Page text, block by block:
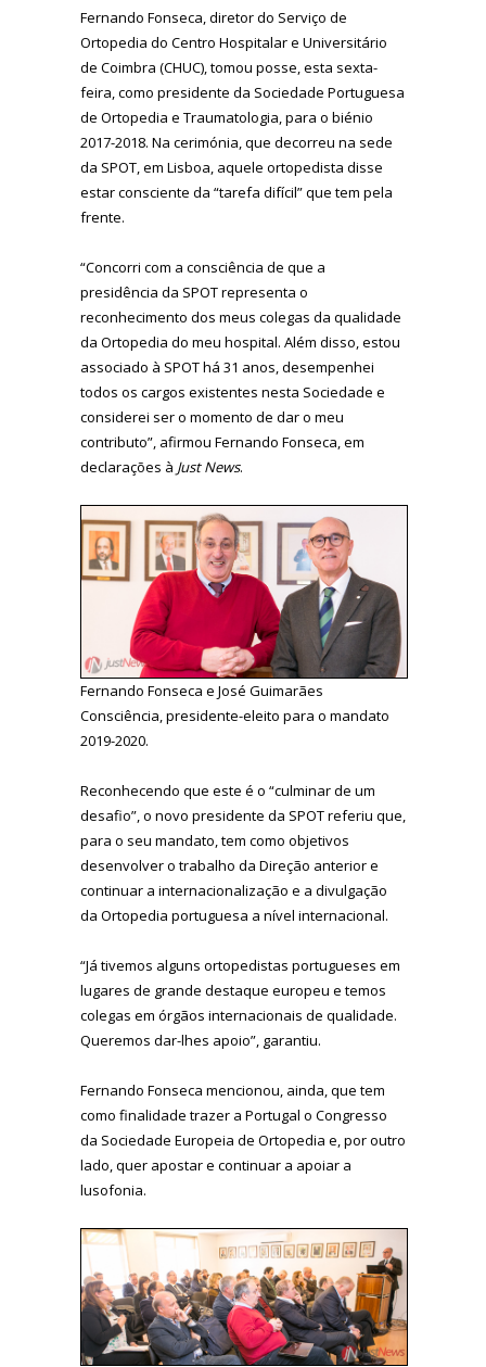
Fernando Fonseca, diretor do Serviço de
Ortopedia do Centro Hospitalar e Universitário
de Coimbra (CHUC), tomou posse, esta sexta-
feira, como presidente da Sociedade Portuguesa
de Ortopedia e Traumatologia, para o biénio
2017-2018. Na cerimónia, que decorreu na sede
da SPOT, em Lisboa, aquele ortopedista disse
estar consciente da “tarefa difícil” que tem pela
frente.
“Concorri com a consciência de que a
presidência da SPOT representa o
reconhecimento dos meus colegas da qualidade
da Ortopedia do meu hospital. Além disso, estou
associado à SPOT há 31 anos, desempenhei
todos os cargos existentes nesta Sociedade e
considerei ser o momento de dar o meu
contributo”, afirmou Fernando Fonseca, em
declarações à Just News.
Fernando Fonseca e José Guimarães
Consciência, presidente-eleito para o mandato
2019-2020.
Reconhecendo que este é o “culminar de um
desafio”, o novo presidente da SPOT referiu que,
para o seu mandato, tem como objetivos
desenvolver o trabalho da Direção anterior e
continuar a internacionalização e a divulgação
da Ortopedia portuguesa a nível internacional.
“Já tivemos alguns ortopedistas portugueses em
lugares de grande destaque europeu e temos
colegas em órgãos internacionais de qualidade.
Queremos dar-lhes apoio”, garantiu.
Fernando Fonseca mencionou, ainda, que tem
como finalidade trazer a Portugal o Congresso
da Sociedade Europeia de Ortopedia e, por outro
lado, quer apostar e continuar a apoiar a
lusofonia.